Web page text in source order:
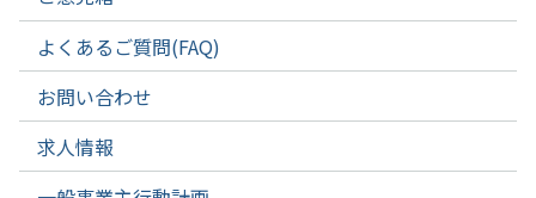
よくあるご質問(FAQ)
お問い合わせ
求人情報